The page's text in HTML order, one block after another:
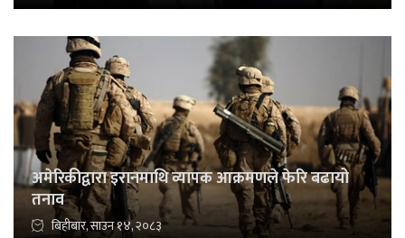
अमेरिकीद्वारा इरानमाथि व्यापक आक्रमणले फेरि बढायो
तनाव
बिहीबार, साउन १४, २०८३